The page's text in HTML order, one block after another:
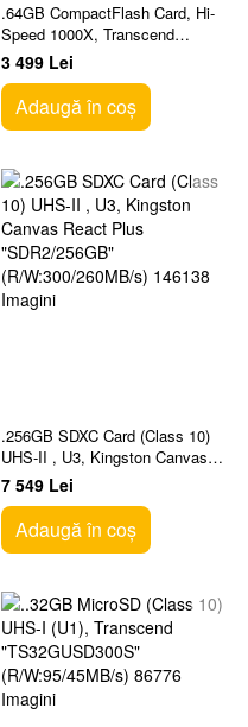
.64GB CompactFlash Card, Hi-
Speed 1000X, Transcend
"TS64GCF1000" (R/W:
160/120MB/s)
3 499 Lei
Adaugă în coș
.256GB SDXC Card (Class 10)
UHS-II , U3, Kingston Canvas
React Plus "SDR2/256GB"
(R/W:300/260MB/s)
7 549 Lei
Adaugă în coș